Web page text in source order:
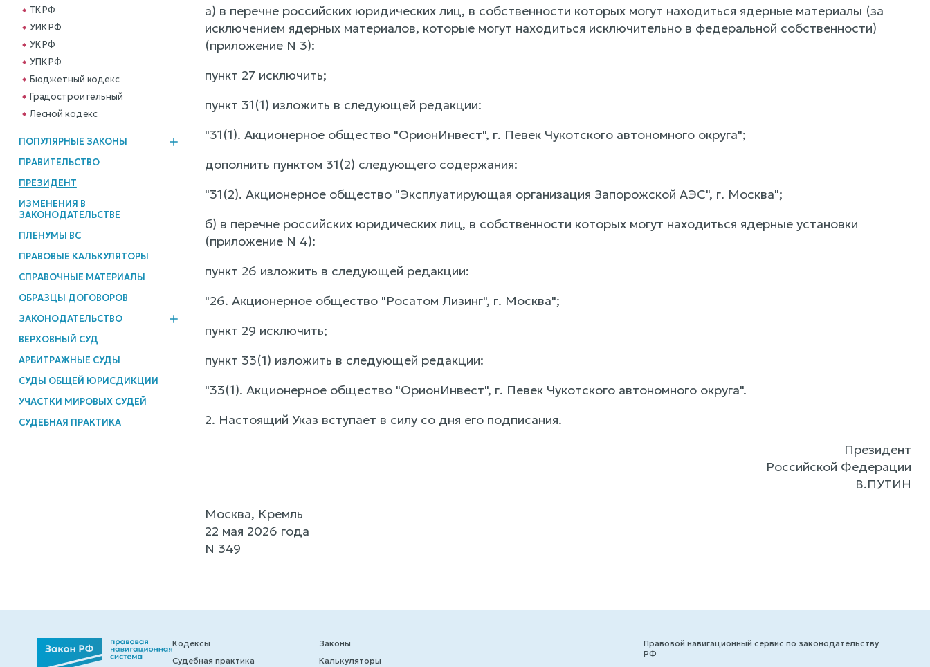
ТК РФ
УИК РФ
УК РФ
УПК РФ
Бюджетный кодекс
Градостроительный
Лесной кодекс
ПОПУЛЯРНЫЕ ЗАКОНЫ
ПРАВИТЕЛЬСТВО
ПРЕЗИДЕНТ
ИЗМЕНЕНИЯ В
ЗАКОНОДАТЕЛЬСТВЕ
ПЛЕНУМЫ ВС
ПРАВОВЫЕ КАЛЬКУЛЯТОРЫ
СПРАВОЧНЫЕ МАТЕРИАЛЫ
ОБРАЗЦЫ ДОГОВОРОВ
ЗАКОНОДАТЕЛЬСТВО
ВЕРХОВНЫЙ СУД
АРБИТРАЖНЫЕ СУДЫ
СУДЫ ОБЩЕЙ ЮРИСДИКЦИИ
УЧАСТКИ МИРОВЫХ СУДЕЙ
СУДЕБНАЯ ПРАКТИКА
а) в перечне российских юридических лиц, в собственности которых могут находиться ядерные материалы (за
исключением ядерных материалов, которые могут находиться исключительно в федеральной собственности)
(приложение N 3):
пункт 27 исключить;
пункт 31(1) изложить в следующей редакции:
"31(1). Акционерное общество "ОрионИнвест", г. Певек Чукотского автономного округа";
дополнить пунктом 31(2) следующего содержания:
"31(2). Акционерное общество "Эксплуатирующая организация Запорожской АЭС", г. Москва";
б) в перечне российских юридических лиц, в собственности которых могут находиться ядерные установки
(приложение N 4):
пункт 26 изложить в следующей редакции:
"26. Акционерное общество "Росатом Лизинг", г. Москва";
пункт 29 исключить;
пункт 33(1) изложить в следующей редакции:
"33(1). Акционерное общество "ОрионИнвест", г. Певек Чукотского автономного округа".
2. Настоящий Указ вступает в силу со дня его подписания.
Президент
Российской Федерации
В.ПУТИН
Москва, Кремль
22 мая 2026 года
N 349
Кодексы
Судебная практика
Законы
Калькуляторы
Правовой навигационный сервис по законодательству
РФ